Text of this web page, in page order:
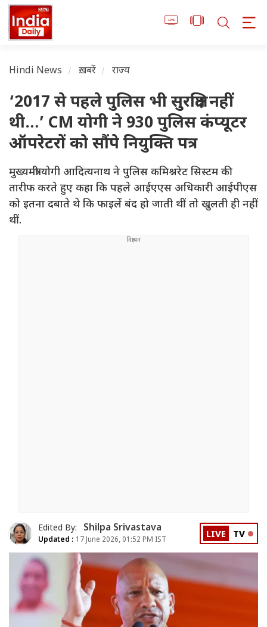
Hindi News ख़बरें राज्य
‘2017 से पहले पुलिस भी सुरक्षित नहीं
थी…’ CM योगी ने 930 पुलिस कंप्यूटर
ऑपरेटरों को सौंपे नियुक्ति पत्र
मुख्यमंत्री योगी आदित्यनाथ ने पुलिस कमिश्नरेट सिस्टम की
तारीफ करते हुए कहा कि पहले आईएएस अधिकारी आईपीएस
को इतना दबाते थे कि फाइलें बंद हो जाती थीं तो खुलती ही नहीं
थीं.
Edited By: Shilpa Srivastava
Updated : 17 June 2026, 01:52 PM IST LIVE TV